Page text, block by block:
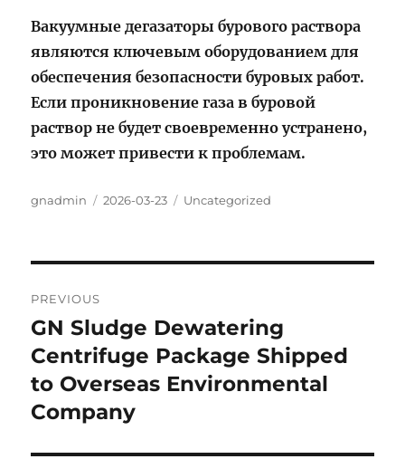
Вакуумные дегазаторы бурового раствора
являются ключевым оборудованием для
обеспечения безопасности буровых работ.
Если проникновение газа в буровой
раствор не будет своевременно устранено,
это может привести к проблемам.
Author
gnadmin
Posted
2026-03-23 Categories
Uncategorized
navigation
PREVIOUS
Previous
post:
GN Sludge Dewatering
Centrifuge Package Shipped
to Overseas Environmental
Company